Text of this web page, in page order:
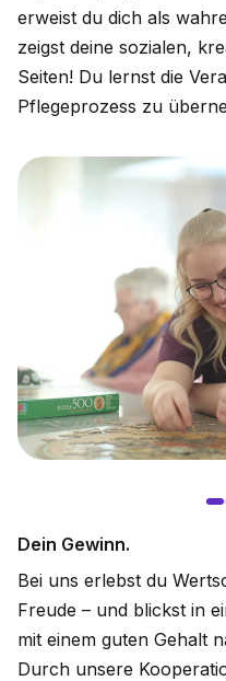
erweist du dich als
zeigst deine sozialen,
Seiten! Du lernst die
Pflegeprozess zu
Dein Gewinn.
Bei uns erlebst du
Freude – und blickst in
mit einem guten Gehalt
Durch unsere